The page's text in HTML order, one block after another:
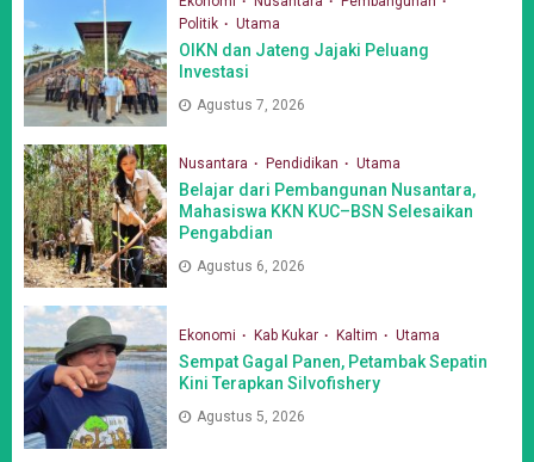
Politik
Utama
OIKN dan Jateng Jajaki Peluang
Investasi
Agustus 7, 2026
Nusantara Pendidikan Utama
Belajar dari Pembangunan Nusantara,
Mahasiswa KKN KUC–BSN Selesaikan
Pengabdian
Agustus 6, 2026
Ekonomi Kab Kukar Kaltim Utama
Sempat Gagal Panen, Petambak Sepatin
Kini Terapkan Silvofishery
Agustus 5, 2026